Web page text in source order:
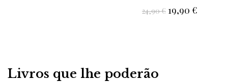
24,90€ 19,90 €
Livros que lhe poderão